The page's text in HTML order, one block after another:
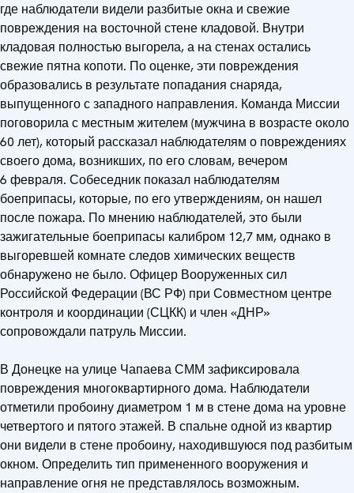
где наблюдатели видели разбитые окна и свежие
повреждения на восточной стене кладовой. Внутри
кладовая полностью выгорела, а на стенах остались
свежие пятна копоти. По оценке, эти повреждения
образовались в результате попадания снаряда,
выпущенного с западного направления. Команда Миссии
поговорила с местным жителем (мужчина в возрасте около
60 лет), который рассказал наблюдателям о повреждениях
своего дома, возникших, по его словам, вечером
6 февраля. Собеседник показал наблюдателям
боеприпасы, которые, по его утверждениям, он нашел
после пожара. По мнению наблюдателей, это были
зажигательные боеприпасы калибром 12,7 мм, однако в
выгоревшей комнате следов химических веществ
обнаружено не было. Офицер Вооруженных сил
Российской Федерации (ВС РФ) при Совместном центре
контроля и координации (СЦКК) и член «ДНР»
сопровождали патруль Миссии.
В Донецке на улице Чапаева СММ зафиксировала
повреждения многоквартирного дома. Наблюдатели
отметили пробоину диаметром 1 м в стене дома на уровне
четвертого и пятого этажей. В спальне одной из квартир
они видели в стене пробоину, находившуюся под разбитым
окном. Определить тип примененного вооружения и
направление огня не представлялось возможным.